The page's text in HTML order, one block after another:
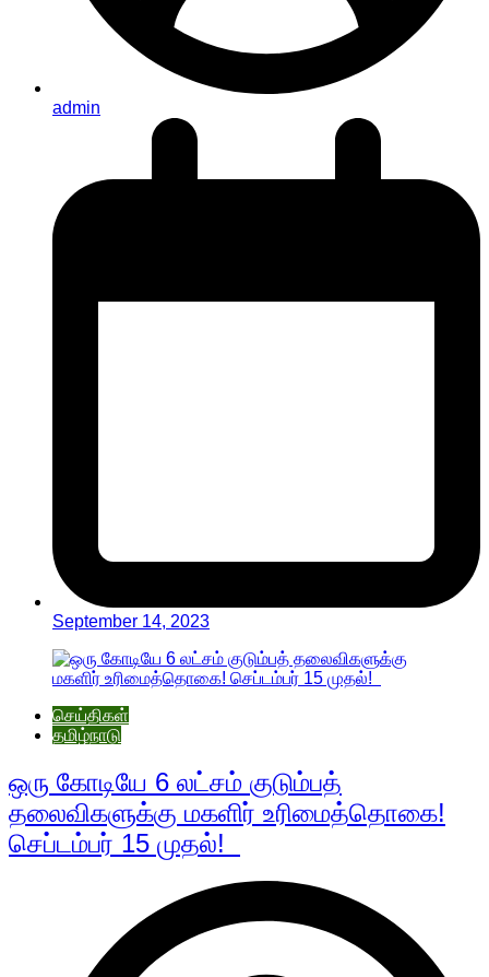
admin
September 14, 2023
செய்திகள்
தமிழ்நாடு
ஒரு கோடியே 6 லட்சம் குடும்பத்
தலைவிகளுக்கு மகளிர் உரிமைத்தொகை!
செப்டம்பர் 15 முதல்!